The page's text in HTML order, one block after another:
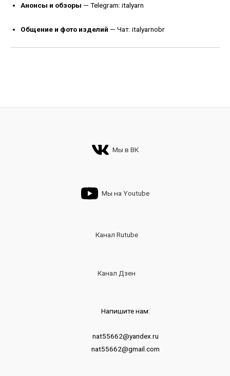
Анонсы и обзоры — Telegram: italyarn
Общение и фото изделий — Чат: italyarnobr
Мы в ВК
Мы на Youtube
Канал Rutube
Канал Дзен
Напишите нам:
nat55662@yandex.ru
nat55662@gmail.com